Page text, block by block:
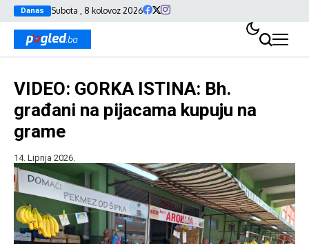
Danas Subota , 8 kolovoz 2026
VIDEO: GORKA ISTINA: Bh.
građani na pijacama kupuju na
grame
14. Lipnja 2026.